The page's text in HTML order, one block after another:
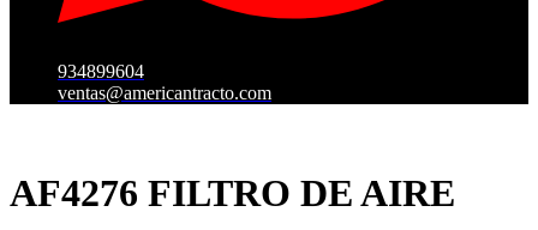
934899604
ventas@americantracto.com
AF4276 FILTRO DE AIRE